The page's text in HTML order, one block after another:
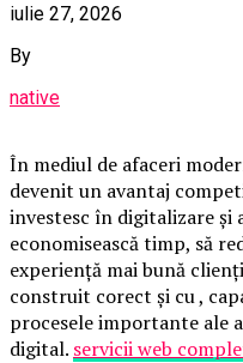
iulie 27, 2026
By
native
În mediul de afaceri
devenit un avantaj
investesc în digitalizare și
economisească timp, să
experiență mai bună
construit corect și cu ,
procesele importante ale
digital. servicii web